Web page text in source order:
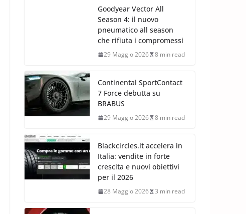
Goodyear Vector All
Season 4: il nuovo
pneumatico all season
che rifiuta i compromessi
29 Maggio 2026 8 min read
Continental SportContact
7 Force debutta su
BRABUS
29 Maggio 2026 8 min read
Blackcircles.it accelera in
Italia: vendite in forte
crescita e nuovi obiettivi
per il 2026
28 Maggio 2026 3 min read